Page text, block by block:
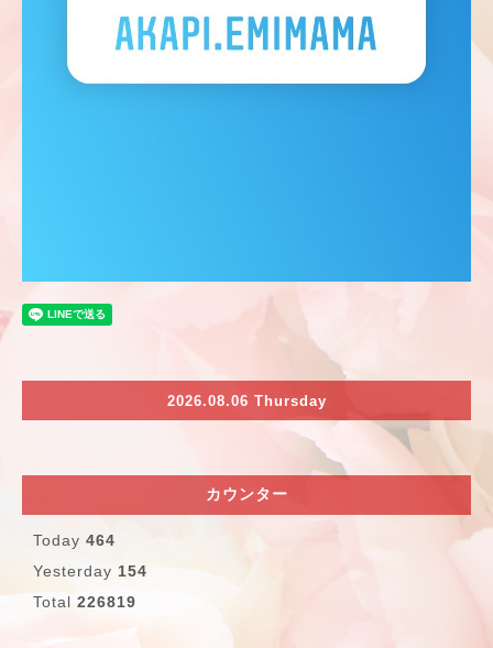
2026.08.06 Thursday
カウンター
Today 464
Yesterday 154
Total 226819